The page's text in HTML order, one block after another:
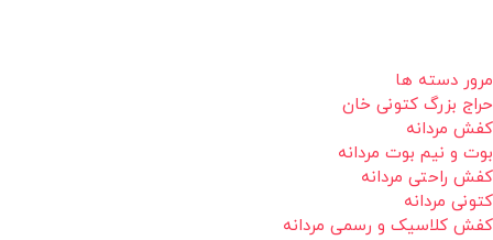
مرور دسته ها
حراج بزرگ کتونی خان
کفش مردانه
بوت و نیم بوت مردانه
کفش راحتی مردانه
کتونی مردانه
کفش کلاسیک و رسمی مردانه